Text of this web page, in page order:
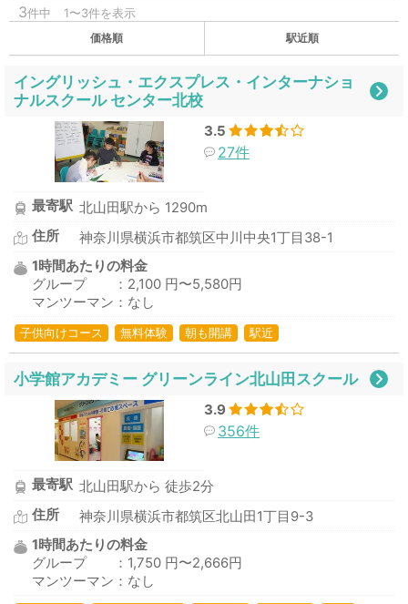
3件中 1〜3件を表示
価格順 駅近順
イングリッシュ・エクスプレス・インターナショ
ナルスクール センター北校
3.5
27件
最寄駅 北山田駅から 1290m
住所
神奈川県横浜市都筑区中川中央1丁目38-1
1時間あたりの料金
グループ ：2,100 円〜5,580円
マンツーマン：なし
子供向けコース 無料体験 朝も開講 駅近
小学館アカデミー グリーンライン北山田スクール
3.9
356件
最寄駅 北山田駅から 徒歩2分
住所
神奈川県横浜市都筑区北山田1丁目9-3
1時間あたりの料金
グループ ：1,750 円〜2,666円
マンツーマン：なし